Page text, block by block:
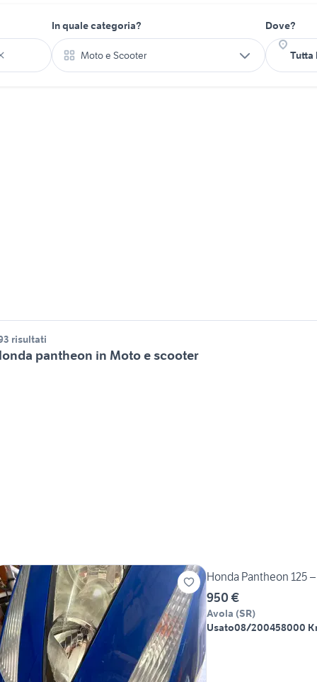
In quale categoria?
Moto e Scooter
Dove?
risultati
pantheon in Moto e scooter
Honda Pantheon 125
950 €
Avola (SR)
Usato08/200458000